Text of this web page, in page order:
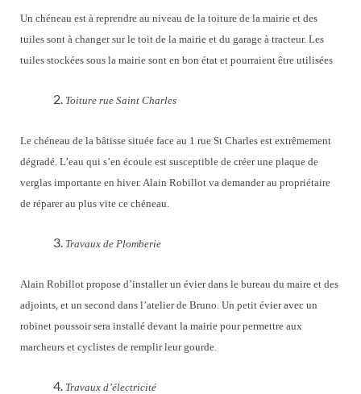
Un chéneau est à reprendre au niveau de la toiture de la mairie et des
tuiles sont à changer sur le toit de la mairie et du garage à tracteur. Les
tuiles stockées sous la mairie sont en bon état et pourraient être utilisées
Toiture rue Saint Charles
Le chéneau de la bâtisse située face au 1 rue St Charles est extrêmement
dégradé. L’eau qui s’en écoule est susceptible de créer une plaque de
verglas importante en hiver. Alain Robillot va demander au propriétaire
de réparer au plus vite ce chéneau.
Travaux de Plomberie
Alain Robillot propose d’installer un évier dans le bureau du maire et des
adjoints, et un second dans l’atelier de Bruno. Un petit évier avec un
robinet poussoir sera installé devant la mairie pour permettre aux
marcheurs et cyclistes de remplir leur gourde.
Travaux d’électricité